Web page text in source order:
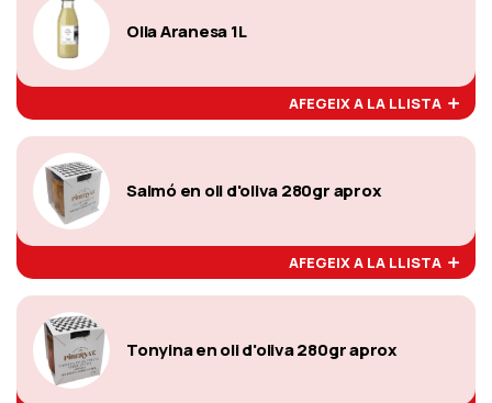
Olla Aranesa 1L
AFEGEIX A LA LLISTA
Salmó en oli d'oliva 280gr aprox
AFEGEIX A LA LLISTA
Tonyina en oli d'oliva 280gr aprox